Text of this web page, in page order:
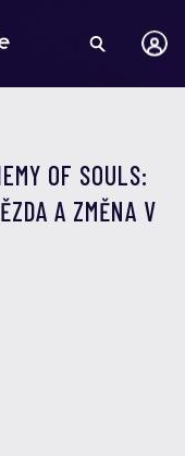
OF SOULS:
A ZMĚNA V